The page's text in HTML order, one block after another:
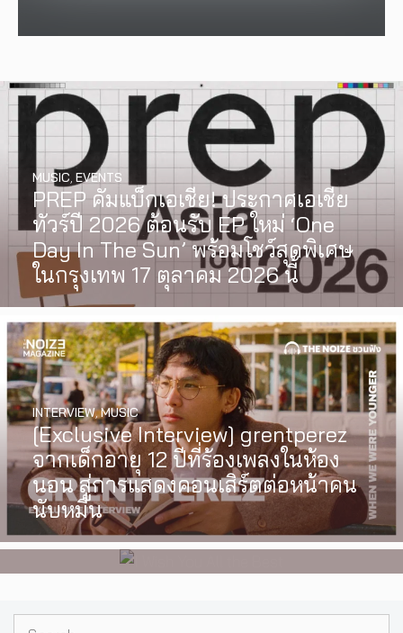
PREP คัมแบ็กเอเชีย! ประกาศเอเชีย
ทัวร์ปี 2026 ต้อนรับ EP ใหม่ ‘One
Day In The Sun’ พร้อมโชว์สุดพิเศษ
ในกรุงเทพ 17 ตุลาคม 2026 นี้
MUSIC EVENTS
[Exclusive Interview] grentperez
จากเด็กอายุ 12 ปีที่ร้องเพลงในห้อง
นอน สู่การแสดงคอนเสิร์ตต่อหน้าคน
นับหมื่น
INTERVIEW,MUSIC
I Wish You All the Best เรื่องราวของ
วัยรุ่นนอนไบนารี่ กับครอบครัวที่เขา
เลือกได้เอง ผลงานการกำกับ
ภาพยนตร์เรื่องแรกของ Tommy
Dorfman
WATCH,LGBTQIAN+
Search